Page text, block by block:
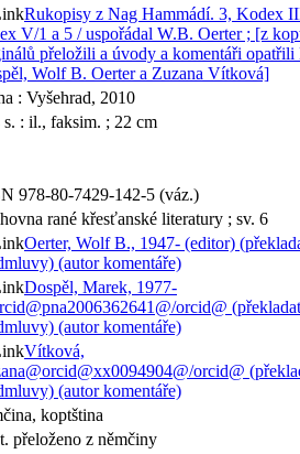
Rukopisy z Nag Hammádí. 3, Kodex
V/1 a 5 / uspořádal W.B. Oerter ; [z
přeložili a úvody a komentáři opatřili
Wolf B. Oerter a Zuzana Vítková]
: Vyšehrad, 2010
s. : il., faksim. ; 22 cm
978-80-7429-142-5 (váz.)
rané křesťanské literatury ; sv. 6
Oerter, Wolf B., 1947- (editor)
(autor komentáře)
Dospěl, Marek, 1977-
orcid@
(autor komentáře)
Vítková,
orcid@
(autor komentáře)
koptština
přeloženo z němčiny